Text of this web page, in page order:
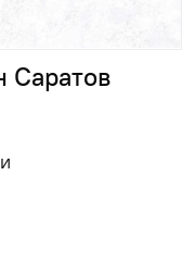
Саратов